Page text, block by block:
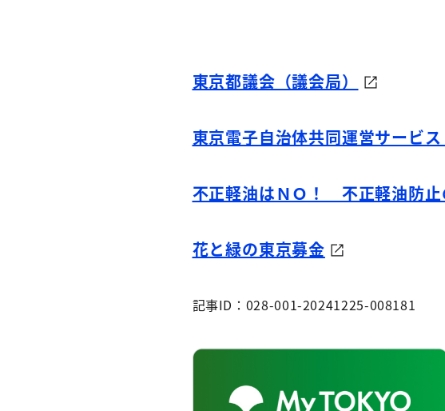
東京都議会（議会局）
東京電子自治体共同運営サービス
不正軽油はＮＯ！ 不正軽油防止
花と緑の東京募金
記事ID：028-001-20241225-008181